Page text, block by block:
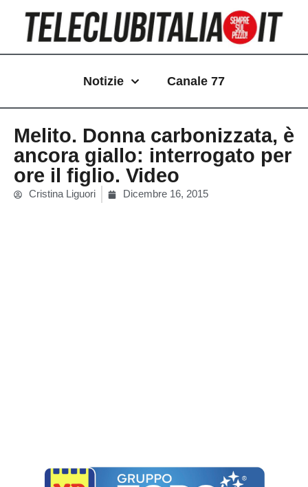
contenuto
Notizie Canale 77
Melito. Donna carbonizzata, è
ancora giallo: interrogato per
ore il figlio. Video
Cristina Liguori Dicembre 16, 2015